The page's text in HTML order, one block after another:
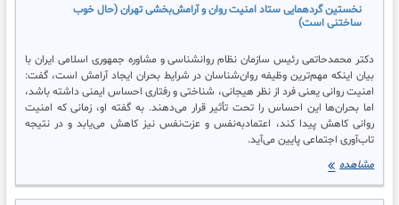
نخستین گردهمایی ستاد امنیت روان و آرامش‌بخشی تهران (حال خوب
ساختنی است)
دکتر محمدحاتمی رئیس سازمان نظام روانشناسی و مشاوره جمهوری اسلامی ایران با
بیان اینکه مهم‌ترین وظیفه روان‌شناسان در شرایط بحران ایجاد آرامش است، گفت:
امنیت روانی یعنی فرد از نظر هیجانی، شناختی و رفتاری احساس ایمنی داشته باشد،
اما بحران‌ها این احساس را تحت تأثیر قرار می‌دهند. به گفته او، زمانی که امنیت
روانی کاهش پیدا کند، اعتمادبه‌نفس و عزت‌نفس نیز کاهش می‌یابد و در نتیجه
تاب‌آوری اجتماعی پایین می‌آید.
مشاهدهنخستین
ستاد